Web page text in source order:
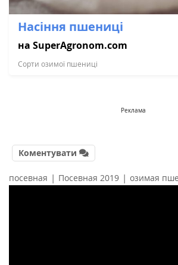
Насіння пшениці
на SuperAgronom.com
Сорти озимої пшениці
Реклама
Коментувати
посевная | Посевная 2019 | озимая